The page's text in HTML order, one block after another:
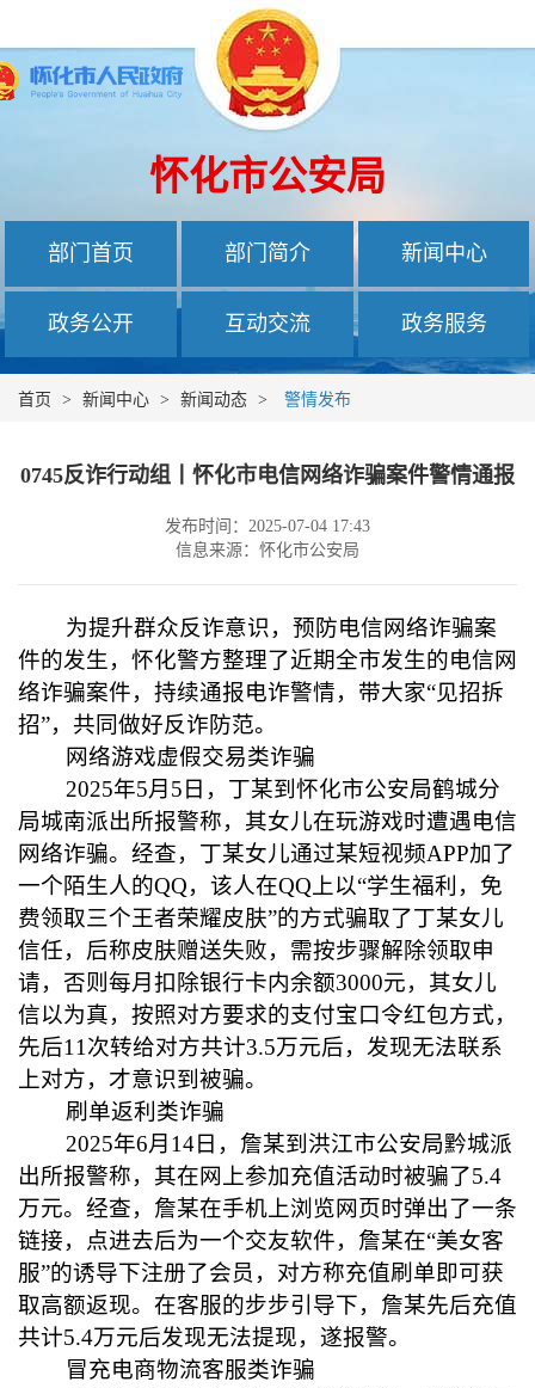
怀化市公安局
部门首页 部门简介 新闻中心
政务公开 互动交流 政务服务
首页 > 新闻中心 > 新闻动态 > 警情发布
0745反诈行动组丨怀化市电信网络诈骗案件警情通报
发布时间：2025-07-04 17:43
信息来源：怀化市公安局
为提升群众反诈意识，预防电信网络诈骗案
件的发生，怀化警方整理了近期全市发生的电信网
络诈骗案件，持续通报电诈警情，带大家“见招拆
招”，共同做好反诈防范。
网络游戏虚假交易类诈骗
2025年5月5日，丁某到怀化市公安局鹤城分
局城南派出所报警称，其女儿在玩游戏时遭遇电信
网络诈骗。经查，丁某女儿通过某短视频APP加了
一个陌生人的QQ，该人在QQ上以“学生福利，免
费领取三个王者荣耀皮肤”的方式骗取了丁某女儿
信任，后称皮肤赠送失败，需按步骤解除领取申
请，否则每月扣除银行卡内余额3000元，其女儿
信以为真，按照对方要求的支付宝口令红包方式，
先后11次转给对方共计3.5万元后，发现无法联系
上对方，才意识到被骗。
刷单返利类诈骗
2025年6月14日，詹某到洪江市公安局黔城派
出所报警称，其在网上参加充值活动时被骗了5.4
万元。经查，詹某在手机上浏览网页时弹出了一条
链接，点进去后为一个交友软件，詹某在“美女客
服”的诱导下注册了会员，对方称充值刷单即可获
取高额返现。在客服的步步引导下，詹某先后充值
共计5.4万元后发现无法提现，遂报警。
冒充电商物流客服类诈骗